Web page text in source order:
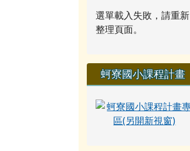
選單載入失敗，請重新
整理頁面。
蚵寮國小課程計畫